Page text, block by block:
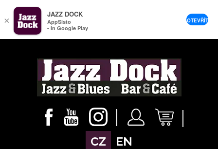
CZ EN
×
JAZZ DOCK
AppSisto
- In Google Play
OTEVŘÍT